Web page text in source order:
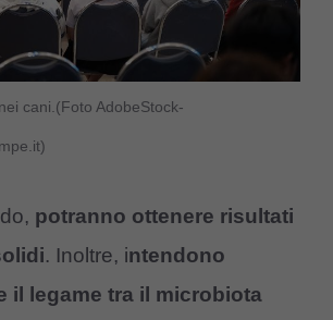
cani.(Foto AdobeStock-
potranno ottenere risultati
. Inoltre, intendono
il legame tra il microbiota